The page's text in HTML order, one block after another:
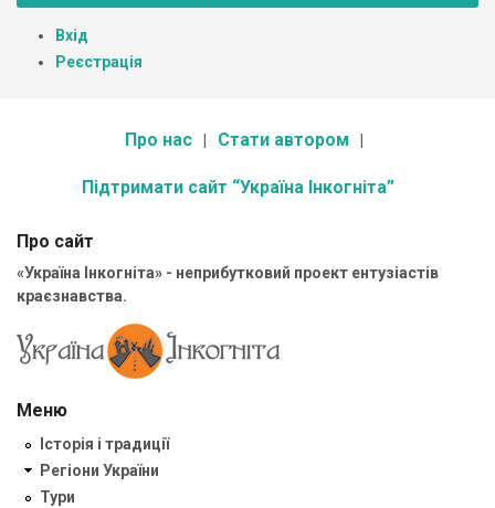
Вхід
Реєстрація
Про нас Стати автором
Підтримати сайт “Україна Інкогніта”
Про сайт
«Україна Інкогніта» - неприбутковий проект ентузіастів
краєзнавства.
Меню
Історія і традиції
Регіони України
Тури